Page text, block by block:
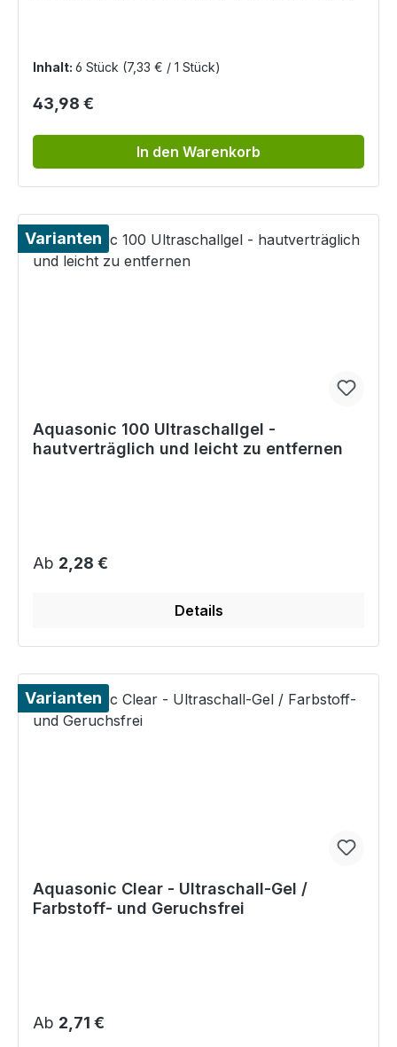
Inhalt: 6 Stück (7,33 € / 1 Stück)
Regulärer Preis:
43,98 €
In den Warenkorb
Varianten
Aquasonic 100 Ultraschallgel -
hautverträglich und leicht zu entfernen
Regulärer Preis:
Ab 2,28 €
Details
Varianten
Aquasonic Clear - Ultraschall-Gel /
Farbstoff- und Geruchsfrei
Regulärer Preis:
Ab 2,71 €